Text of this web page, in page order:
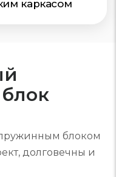
каркасом
блоком
долговечны и